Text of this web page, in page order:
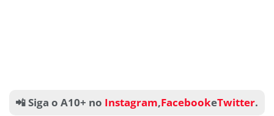
📲 Siga o A10+ no Instagram,FacebookeTwitter.